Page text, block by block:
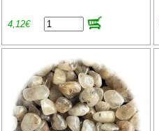
4,12€